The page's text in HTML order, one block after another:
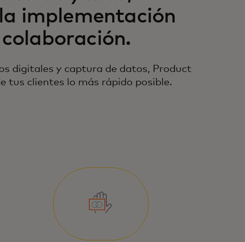
implementación
digitales y captura de datos, Product
tus clientes lo más rápido posible.